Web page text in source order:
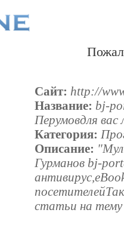
Сайт: http://
Название: bj-
Перумовдля вас
Категория:
Описание:
Гурманов bj-
статьи на тему